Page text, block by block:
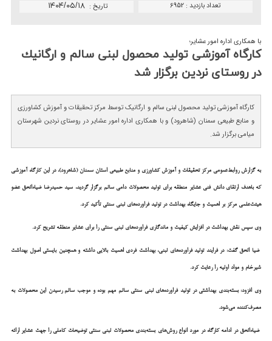
تاريخ : ۱۴۰۴/۰۵/۱۸ تعداد بازدید : 6952
با همکاری اداره امور عشایر؛
كارگاه آموزشی تولید محصول لبنی سالم و ارگانیك
در روستای نردین برگزار شد
کارگاه آموزشی تولید محصول لبنی سالم و ارگانیک توسط مرکز تحقیقات و آموزش کشاورزی
و منابع طبیعی سمنان (شاهرود) و با همکاری اداره امور عشایر در روستای نردین شهرستان
میامی برگزار شد.
به گزارش روابط‌عمومی مرکز تحقیقات و آموزش کشاورزی و منابع طبیعی استان سمنان (شاهرود)، در این کارگاه آموزشی
که باهدف ارتقای دانش فنی عشایر منطقه برای تولید محصولات دامی سالم برگزار گردید، سید حمیدرضا ضیاءالحق عضو
هیئت‌علمی مرکز بر اهمیت و جایگاه بهداشت در تولید فراورده‌های لبنی سنتی تأکید کرد.
وی سپس نقش بهداشت در افزایش کیفیت و ماندگاری فراورده‌های لبنی سنتی را برای عشایر منطقه تشریح کرد.
ضیا الحق گفت: در فرایند تولید فراورده‌های لبنی، بهداشت فردی اهمیت بالایی داشته و همچنین بایستی اصول بهداشت
شیرخام و مواد اولیه را رعایت کرد.
وی افزود: بسته‌بندی بهداشتی در تولید فراورده‌های لبنی سنتی سالم مهم بوده و موجب سالم رسیدن این محصولات به
مصرف‌کننده می‌شود.
ضیاءالحق در ادامه کارگاه در مورد انواع روش‌های بسته‌بندی محصولات لبنی سنتی توضیحات کاملی را جهت عشایر ارائه